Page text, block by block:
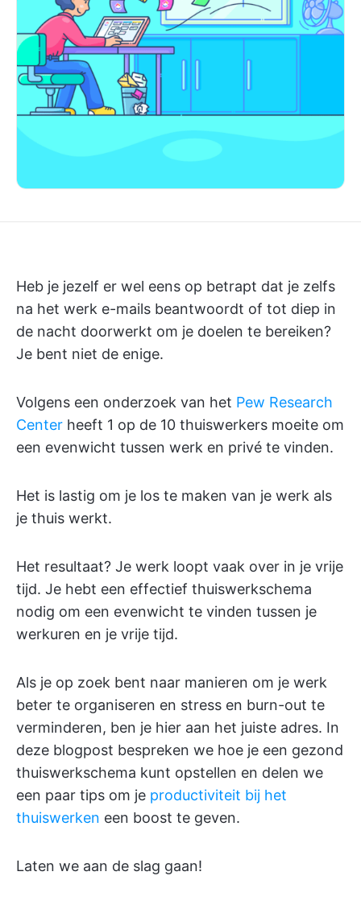
Heb je jezelf er wel eens op betrapt dat je zelfs
na het werk e-mails beantwoordt of tot diep in
de nacht doorwerkt om je doelen te bereiken?
Je bent niet de enige.
Volgens een onderzoek van het Pew Research
Center heeft 1 op de 10 thuiswerkers moeite om
een evenwicht tussen werk en privé te vinden.
Het is lastig om je los te maken van je werk als
je thuis werkt.
Het resultaat? Je werk loopt vaak over in je vrije
tijd. Je hebt een effectief thuiswerkschema
nodig om een evenwicht te vinden tussen je
werkuren en je vrije tijd.
Als je op zoek bent naar manieren om je werk
beter te organiseren en stress en burn-out te
verminderen, ben je hier aan het juiste adres. In
deze blogpost bespreken we hoe je een gezond
thuiswerkschema kunt opstellen en delen we
een paar tips om je productiviteit bij het
thuiswerken een boost te geven.
Laten we aan de slag gaan!